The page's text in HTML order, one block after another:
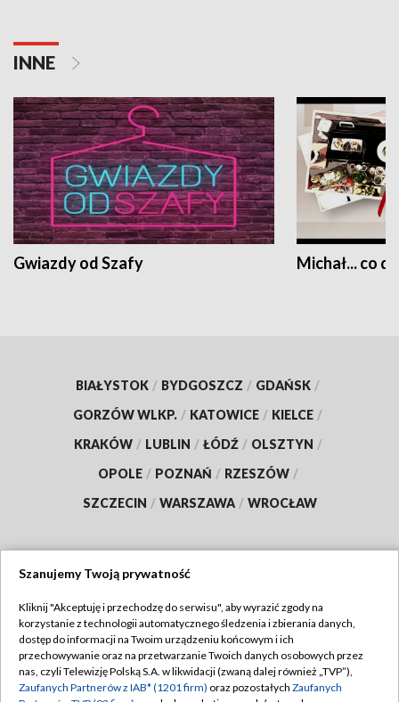
INNE
Gwiazdy od Szafy Michał... co
BIAŁYSTOK / BYDGOSZCZ / GDAŃSK /
GORZÓW WLKP. / KATOWICE / KIELCE /
KRAKÓW / LUBLIN / ŁÓDŹ / OLSZTYN /
OPOLE / POZNAŃ / RZESZÓW /
SZCZECIN / WARSZAWA / WROCŁAW
TVP
Abonament TVP
Emisja w TVP
Regulamin TVP
Polityka prywatności
Szanujemy Twoją prywatność
Kliknij "Akceptuję i przechodzę do serwisu", aby wyrazić zgody na
korzystanie z technologii automatycznego śledzenia i zbierania danych,
dostęp do informacji na Twoim urządzeniu końcowym i ich
przechowywanie oraz na przetwarzanie Twoich danych osobowych przez
nas, czyli Telewizję Polską S.A. w likwidacji (zwaną dalej również „TVP”),
Zaufanych Partnerów z IAB* (1201 firm) oraz pozostałych Zaufanych